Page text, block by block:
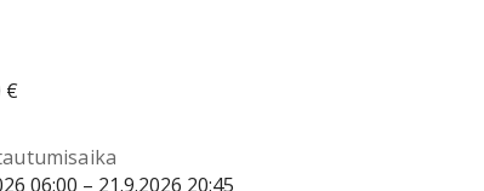
€
06:00 – 21.9.2026 20:45